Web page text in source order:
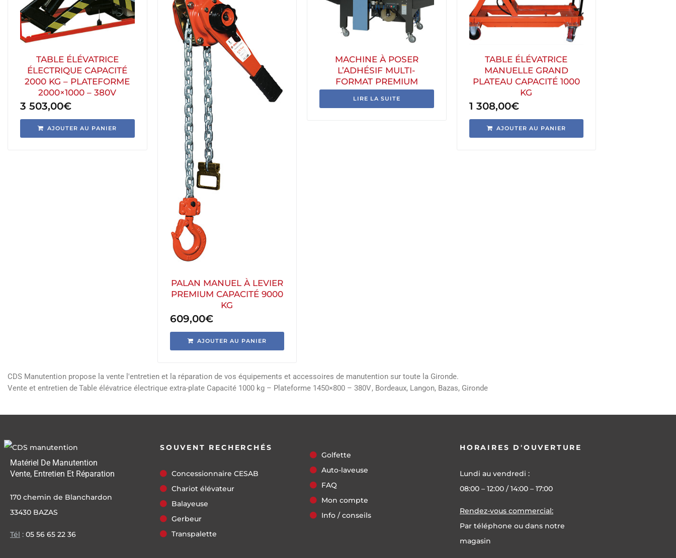
TABLE ÉLÉVATRICE
ÉLECTRIQUE CAPACITÉ
2000 KG – PLATEFORME
2000×1000 – 380V
3 503,00€
AJOUTER AU PANIER
PALAN MANUEL À LEVIER
PREMIUM CAPACITÉ 9000
KG
609,00€
AJOUTER AU PANIER
MACHINE À POSER
L’ADHÉSIF MULTI-
FORMAT PREMIUM
LIRE LA SUITE
TABLE ÉLÉVATRICE
MANUELLE GRAND
PLATEAU CAPACITÉ 1000
KG
1 308,00€
AJOUTER AU PANIER
CDS Manutention propose la vente l'entretien et la réparation de vos équipements et accessoires de manutention sur toute la Gironde.
Vente et entretien deTable élévatrice électrique extra-plate Capacité 1000 kg – Plateforme 1450×800 – 380V, Bordeaux, Langon, Bazas, Gironde
Matériel De Manutention
Vente, Entretien Et Réparation
170 chemin de Blanchardon
33430 BAZAS
Tél : 05 56 65 22 36
SOUVENT RECHERCHÉS
Concessionnaire CESAB
Chariot élévateur
Balayeuse
Gerbeur
Transpalette
Golfette
Auto-laveuse
FAQ
Mon compte
Info / conseils
HORAIRES D'OUVERTURE
Lundi au vendredi :
08:00 – 12:00 / 14:00 – 17:00
Rendez-vous commercial:
Par téléphone ou dans notre
magasin